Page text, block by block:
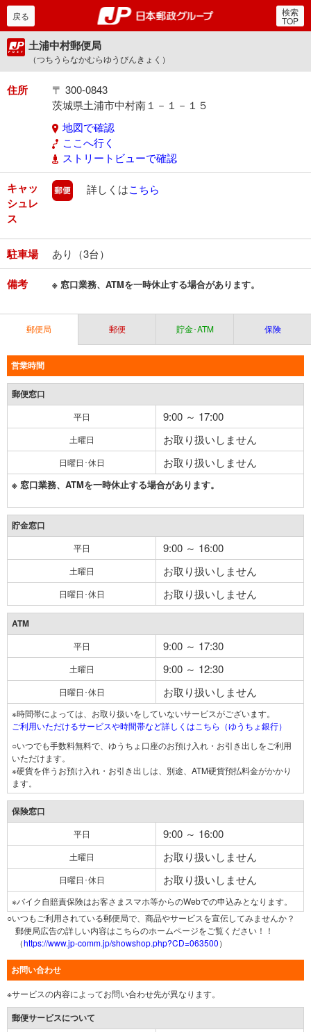
郵便局・日本郵政グルー
戻る 検索
TOP
土浦中村郵便局
（つちうらなかむらゆうびんきょく）
住所
〒 300-0843
茨城県土浦市中村南１－１－１５
地図で確認
ここへ行く
ストリートビューで確認
キャッ
シュレ
ス
郵便
詳しくはこちら
駐車場 あり（3台）
備考 ※ 窓口業務、ATMを一時休止する場合があります。
郵便局 郵便 貯金･ATM 保険
営業時間
郵便窓口
平日 9:00 ～ 17:00
土曜日 お取り扱いしません
日曜日･休日 お取り扱いしません
※ 窓口業務、ATMを一時休止する場合があります。
貯金窓口
平日 9:00 ～ 16:00
土曜日 お取り扱いしません
日曜日･休日 お取り扱いしません
ATM
平日 9:00 ～ 17:30
土曜日 9:00 ～ 12:30
日曜日･休日 お取り扱いしません
※時間帯によっては、お取り扱いをしていないサービスがございます。
ご利用いただけるサービスや時間帯など詳しくはこちら（ゆうちょ銀行）
○いつでも手数料無料で、ゆうちょ口座のお預け入れ・お引き出しをご利用
いただけます。
※硬貨を伴うお預け入れ・お引き出しは、別途、ATM硬貨預払料金がかかり
ます。
保険窓口
平日 9:00 ～ 16:00
土曜日 お取り扱いしません
日曜日･休日 お取り扱いしません
※バイク自賠責保険はお客さまスマホ等からのWebでの申込みとなります。
○いつもご利用されている郵便局で、商品やサービスを宣伝してみませんか？
郵便局広告の詳しい内容はこちらのホームページをご覧ください！！
（https://www.jp-comm.jp/showshop.php?CD=063500）
お問い合わせ
※サービスの内容によってお問い合わせ先が異なります。
郵便サービスについて